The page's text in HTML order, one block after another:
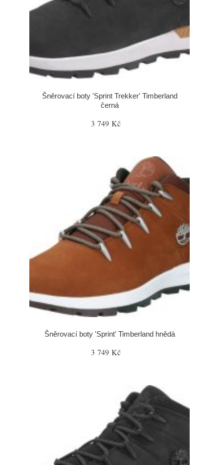
Šněrovací boty 'Sprint Trekker' Timberland
černá
3 749 Kč
Šněrovací boty 'Sprint' Timberland hnědá
3 749 Kč